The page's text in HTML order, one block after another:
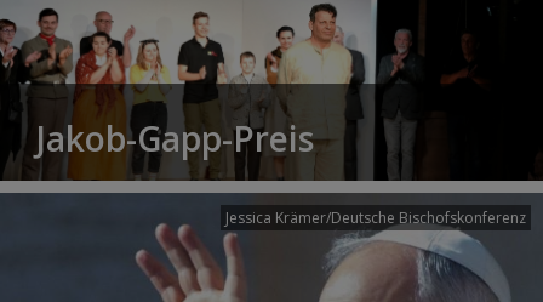
Jakob-Gapp-Preis
Jessica Krämer/Deutsche Bischofskonferenz